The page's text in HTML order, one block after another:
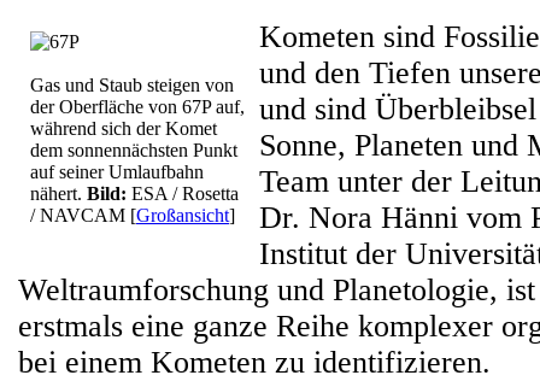
Gas und Staub steigen von
der Oberfläche von 67P auf,
während sich der Komet
dem sonnennächsten Punkt
auf seiner Umlaufbahn
nähert. Bild: ESA / Rosetta
/ NAVCAM [Großansicht]
Kometen sind
und den Tiefen
und sind
Sonne, Planeten und
Team unter der
Dr. Nora Hänni vom
Institut der
Weltraumforschung und Planetologie,
erstmals eine ganze Reihe komplexer
bei einem Kometen zu identifizieren.